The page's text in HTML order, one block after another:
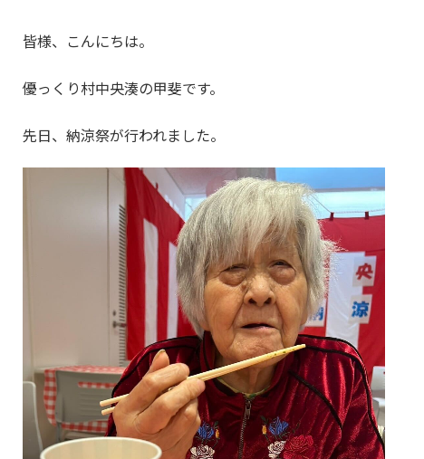
皆様、こんにちは。
優っくり村中央湊の甲斐です。
先日、納涼祭が行われました。